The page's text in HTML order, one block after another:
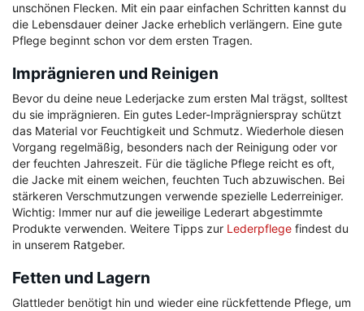
unschönen Flecken. Mit ein paar einfachen Schritten kannst du
die Lebensdauer deiner Jacke erheblich verlängern. Eine gute
Pflege beginnt schon vor dem ersten Tragen.
Imprägnieren und Reinigen
Bevor du deine neue Lederjacke zum ersten Mal trägst, solltest
du sie imprägnieren. Ein gutes Leder-Imprägnierspray schützt
das Material vor Feuchtigkeit und Schmutz. Wiederhole diesen
Vorgang regelmäßig, besonders nach der Reinigung oder vor
der feuchten Jahreszeit. Für die tägliche Pflege reicht es oft,
die Jacke mit einem weichen, feuchten Tuch abzuwischen. Bei
stärkeren Verschmutzungen verwende spezielle Lederreiniger.
Wichtig: Immer nur auf die jeweilige Lederart abgestimmte
Produkte verwenden. Weitere Tipps zur Lederpflege findest du
in unserem Ratgeber.
Fetten und Lagern
Glattleder benötigt hin und wieder eine rückfettende Pflege, um